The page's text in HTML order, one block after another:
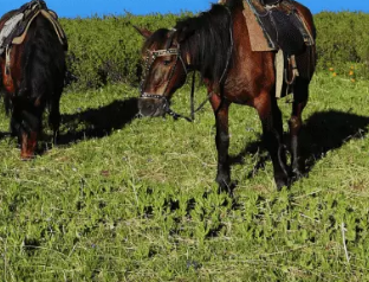
哈萨克斯坦吉普车之旅